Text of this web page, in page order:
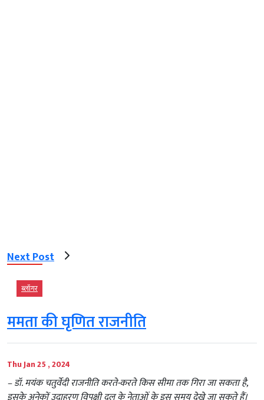
Next Post
ब्‍लॉगर
ममता की घृणित राजनीति
Thu Jan 25 , 2024
– डॉ. मयंक चतुर्वेदी राजनीति करते-करते किस सीमा तक गिरा जा सकता है,